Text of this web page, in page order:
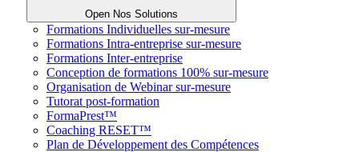
Open Nos Solutions
Formations Individuelles sur-mesure
Formations Intra-entreprise sur-mesure
Formations Inter-entreprise
Conception de formations 100% sur-mesure
Organisation de Webinar sur-mesure
Tutorat post-formation
FormaPrest™
Coaching RESET™
Plan de Développement des Compétences